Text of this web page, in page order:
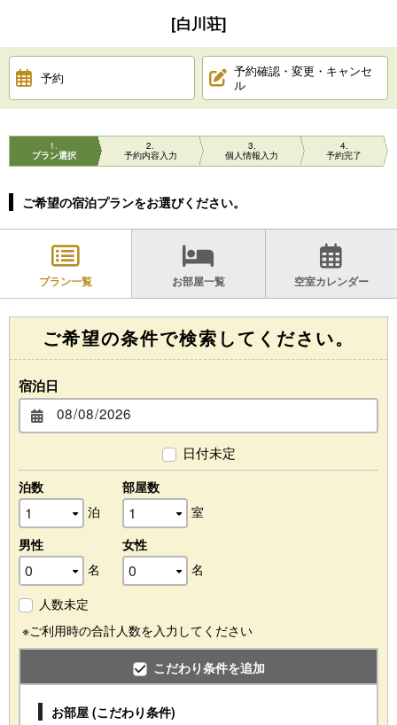
[白川荘]
予約
予約確認・変更・キャンセ
ル
1
プラン選択
2
予約内容入力
3
個人情報入力
4
予約完了
ご希望の宿泊プランをお選びください。
プラン一覧 お部屋一覧 空室カレンダー
ご希望の条件で検索してください。
宿泊日
日付未定
泊数
泊
部屋数
室
男性
名
女性
名
人数未定
※ご利用時の合計人数を入力してください
こだわり条件を追加
お部屋 (こだわり条件)